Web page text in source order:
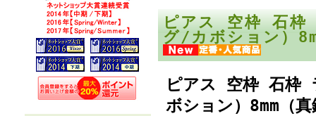
ピアス 空枠 石枠
グ/カボション）
ピアス 空枠 石枠
ボション）8mm（